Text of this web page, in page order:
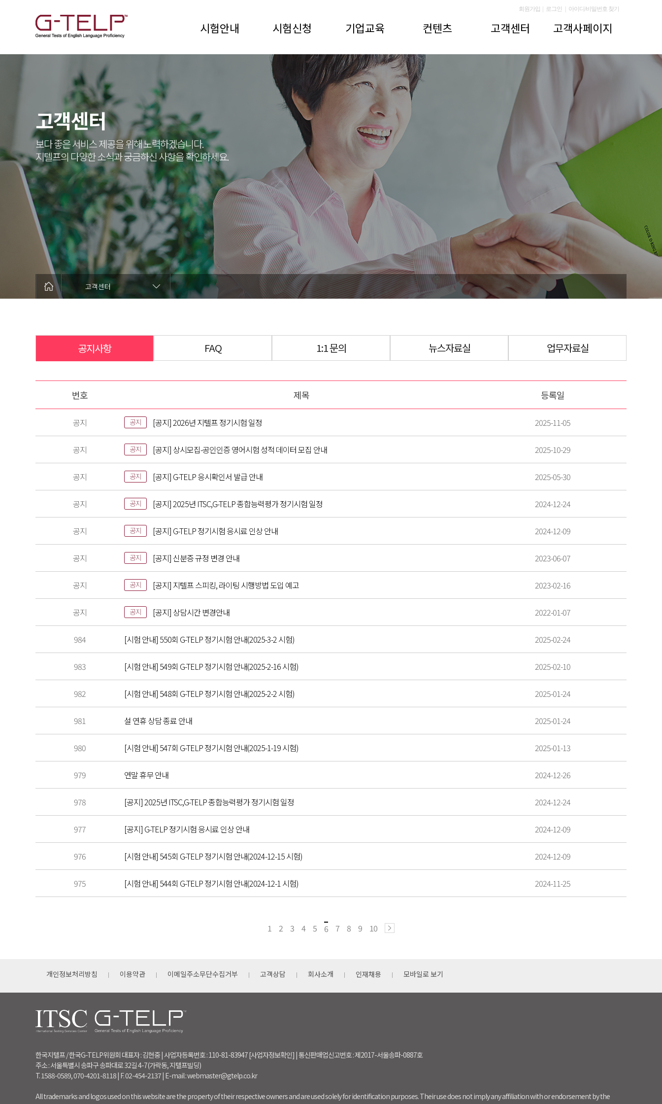
회원가입 로그인 아이디/비밀번호 찾기
시험안내 시험신청 기업교육 컨텐츠 고객센터 고객사페이지
고객센터
보다 좋은 서비스 제공을 위해 노력하겠습니다.
지텔프의 다양한 소식과 궁금하신 사항을 확인하세요.
고객센터
공지사항 FAQ 1:1 문의 뉴스자료실 업무자료실
번호 제목 등록일
공지 공지 [공지] 2026년 지텔프 정기시험 일정 2025-11-05
공지 공지 [공지] 상시모집-공인인증 영어시험 성적 데이터 모집 안내 2025-10-29
공지 공지 [공지] G-TELP 응시확인서 발급 안내 2025-05-30
공지 공지 [공지] 2025년 ITSC,G-TELP 종합능력평가 정기시험 일정 2024-12-24
공지 공지 [공지] G-TELP 정기시험 응시료 인상 안내 2024-12-09
공지 공지 [공지] 신분증 규정 변경 안내 2023-06-07
공지 공지 [공지] 지텔프 스피킹, 라이팅 시행방법 도입 예고 2023-02-16
공지 공지 [공지] 상담시간 변경안내 2022-01-07
984 [시험 안내] 550회 G-TELP 정기시험 안내(2025-3-2 시험) 2025-02-24
983 [시험 안내] 549회 G-TELP 정기시험 안내(2025-2-16 시험) 2025-02-10
982 [시험 안내] 548회 G-TELP 정기시험 안내(2025-2-2 시험) 2025-01-24
981 설 연휴 상담 종료 안내 2025-01-24
980 [시험 안내] 547회 G-TELP 정기시험 안내(2025-1-19 시험) 2025-01-13
979 연말 휴무 안내 2024-12-26
978 [공지] 2025년 ITSC,G-TELP 종합능력평가 정기시험 일정 2024-12-24
977 [공지] G-TELP 정기시험 응시료 인상 안내 2024-12-09
976 [시험 안내] 545회 G-TELP 정기시험 안내(2024-12-15 시험) 2024-12-09
975 [시험 안내] 544회 G-TELP 정기시험 안내(2024-12-1 시험) 2024-11-25
1 2 3 4 5 6 7 8 9 10
개인정보처리방침 이용약관 이메일주소무단수집거부 고객상담 회사소개 인재채용 모바일로 보기
한국지텔프 / 한국G-TELP위원회 대표자 : 김현중 | 사업자등록번호 : 110-81-83947 [사업자정보확인] | 통신판매업신고번호 : 제2017-서울송파-0887호
주소 : 서울특별시 송파구 송파대로 32길 4-7(가락동, 지텔프빌딩)
T. 1588-0589, 070-4201-8118 | F. 02-454-2137 | E-mail : webmaster@gtelp.co.kr
All trademarks and logos used on this website are the property of their respective owners and are used solely for identification purposes. Their use does not imply any affiliation with or endorsement by the